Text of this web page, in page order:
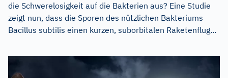
die Schwerelosigkeit auf die Bakterien aus? Eine Studie
zeigt nun, dass die Sporen des nützlichen Bakteriums
Bacillus subtilis einen kurzen, suborbitalen Raketenflug...